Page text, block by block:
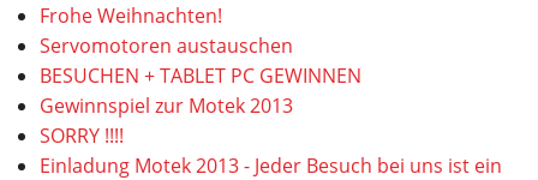
Frohe Weihnachten!
Servomotoren austauschen
BESUCHEN + TABLET PC GEWINNEN
Gewinnspiel zur Motek 2013
SORRY !!!!
Einladung Motek 2013 - Jeder Besuch bei uns ist ein